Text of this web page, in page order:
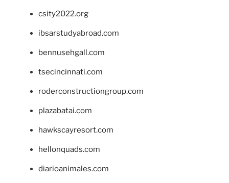
csity2022.org
ibsarstudyabroad.com
bennusehgall.com
tsecincinnati.com
roderconstructiongroup.com
plazabatai.com
hawkscayresort.com
hellonquads.com
diarioanimales.com